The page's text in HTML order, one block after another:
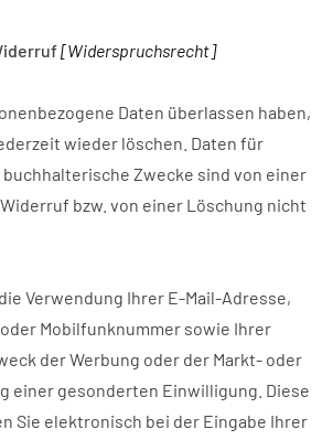
[Widerspruchsrecht]
Daten überlassen haben,
wieder löschen. Daten für
Zwecke sind von einer
bzw. von einer Löschung nicht
Verwendung Ihrer E-Mail-Adresse,
Mobilfunknummer sowie Ihrer
der Werbung oder der Markt- oder
einer gesonderten Einwilligung. Diese
Sie elektronisch bei der Eingabe Ihrer